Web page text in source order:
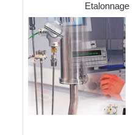
Etalonnage